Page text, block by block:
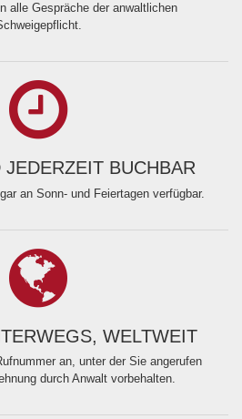
alle Gespräche der anwaltlichen
BUCHBAR
an Sonn- und Feiertagen verfügbar.
WELTWEIT
an, unter der Sie angerufen
durch Anwalt vorbehalten.